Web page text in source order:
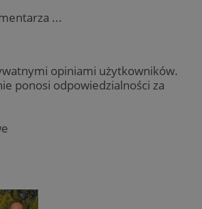
...
opiniami użytkowników.
ponosi odpowiedzialności za